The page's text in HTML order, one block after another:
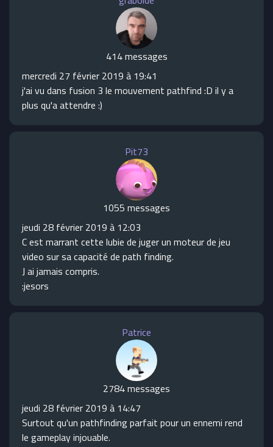
414 messages
mercredi 27 février 2019 à 19:41
j'ai vu dans fusion 3 le mouvement pathfind :D il y a
plus qu'a attendre :)
Pit73
1055 messages
jeudi 28 février 2019 à 12:03
C est marrant cette lubie de juger un moteur de jeu
video sur sa capacité de path finding.
J ai jamais compris.
:jesors
Patrice
2784 messages
jeudi 28 février 2019 à 14:47
Surtout qu'un pathfinding parfait pour un ennemi rend
le gameplay injouable.